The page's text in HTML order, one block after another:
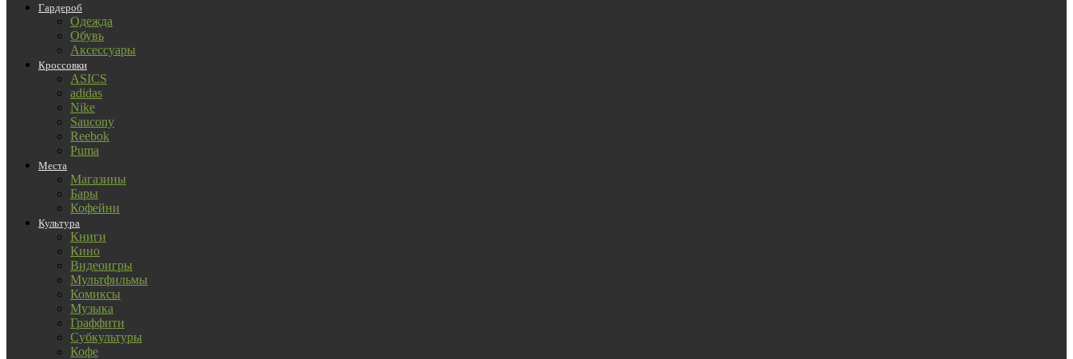
Гардероб
Одежда
Обувь
Аксессуары
Кроссовки
ASICS
adidas
Nike
Saucony
Reebok
Puma
Места
Магазины
Бары
Кофейни
Культура
Книги
Кино
Видеоигры
Мультфильмы
Комиксы
Музыка
Граффити
Субкультуры
Кофе